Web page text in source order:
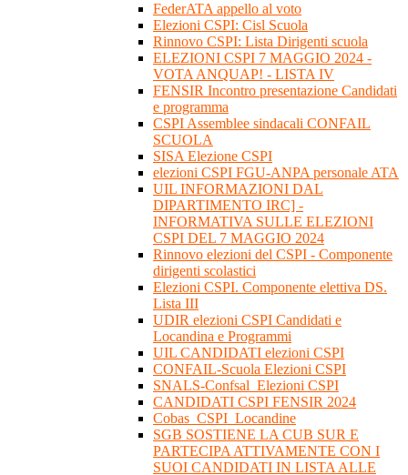
FederATA appello al voto
Elezioni CSPI: Cisl Scuola
Rinnovo CSPI: Lista Dirigenti scuola
ELEZIONI CSPI 7 MAGGIO 2024 -
VOTA ANQUAP! - LISTA IV
FENSIR Incontro presentazione Candidati
e programma
CSPI Assemblee sindacali CONFAIL
SCUOLA
SISA Elezione CSPI
elezioni CSPI FGU-ANPA personale ATA
UIL INFORMAZIONI DAL
DIPARTIMENTO IRC] -
INFORMATIVA SULLE ELEZIONI
CSPI DEL 7 MAGGIO 2024
Rinnovo elezioni del CSPI - Componente
dirigenti scolastici
Elezioni CSPI. Componente elettiva DS.
Lista III
UDIR elezioni CSPI Candidati e
Locandina e Programmi
UIL CANDIDATI elezioni CSPI
CONFAIL-Scuola Elezioni CSPI
SNALS-Confsal_Elezioni CSPI
CANDIDATI CSPI FENSIR 2024
Cobas_CSPI_Locandine
SGB SOSTIENE LA CUB SUR E
PARTECIPA ATTIVAMENTE CON I
SUOI CANDIDATI IN LISTA ALLE